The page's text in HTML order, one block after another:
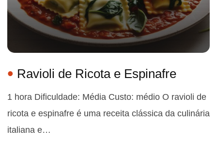
Ravioli de Ricota e Espinafre
1 hora Dificuldade: Média Custo: médio O ravioli de
ricota e espinafre é uma receita clássica da culinária
italiana e…